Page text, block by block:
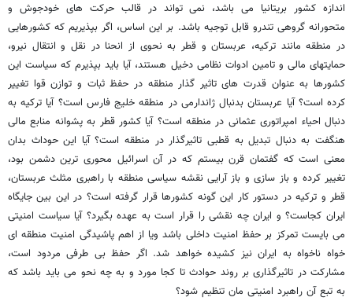
اندازه کشور بریتانیا می باشد، نمی تواند در قالب حرکت های خودجوش و
متحورانه گروهی تندرو قابل توجیه باشد. بر این اساس، اگر بپذیریم که کشورهایی
در منطقه مانند ترکیه، عربستان و قطر به نحوی از انحنا در نقل و انتقال نیرو،
حمایتهای مالی و تامین ادوات نظامی دخیل هستند، آیا باید بپذیرم که سیاست این
کشورها به عنوان قدرت های تاثیر گذار منطقه در حفظ ثبات و توازن قوا تغییر
کرده است‌؟ آیا عربستان بدنبال ژاندارمی در منطقه خلیج فارس است؟ آیا ترکیه به
دنبال احیاء امپراتوری عثمانی در منطقه است؟ آیا کشور قطر به پشوانه منابع مالی
هنگفت به دنبال تبدیل به قطبی تاثیرگذار در منطقه است؟ آیا این حوداث بدان
معنی است که گفتمان قرن بیستم که در آن اسرائیل محوری ترین دشمن بود،
تغییر کرده و باز سازی و باز آرایی نقشه سیاسی منطقه با راهبری مثلث عربستان،
قطر و ترکیه در دستور کار این گونه کشورها قرار گرفته است؟ در این بین جایگاه
ایران کجاست؟ و ایران چه نقشی را قرار است به عهده بگیرد؟ آیا سیاست امنیتی
می بایست تمرکز بر حفظ امنیت داخلی باشد ویا از اهم پاشیدگی امنیت منطقه ای
خواه ناخواه به ایران نیز کشیده خواهد شد. اگر حفظ بی طرفی مردود است،
مشارکت در تاثیرگذاری بر روند حوادث تا کجا مورد و به چه نحو می باید باشد که
به تبع آن راهبرد امنیتی مان تنظیم شود؟